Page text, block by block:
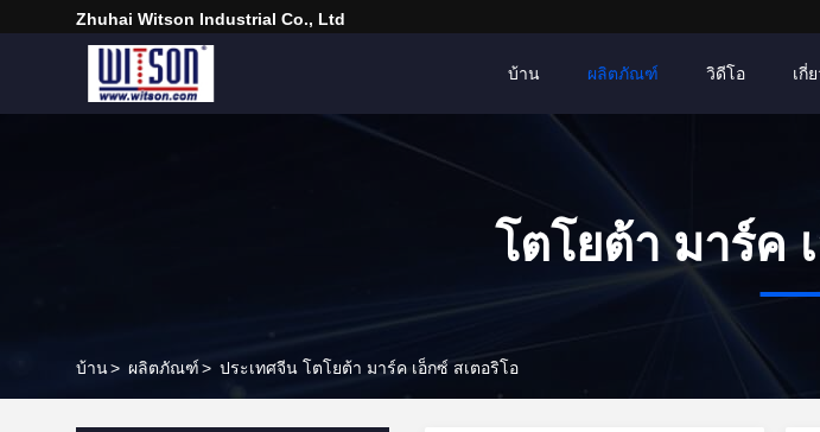
Zhuhai Witson Industrial Co., Ltd
บ้าน ผลิตภัณฑ์ วิดีโอ เกี่
โตโยต้า มาร์ค
บ้าน> ผลิตภัณฑ์> ประเทศจีน โตโยต้า มาร์ค เอ็กซ์ สเตอริโอ